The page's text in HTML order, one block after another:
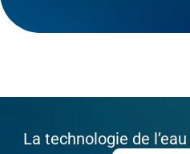
La technologie de l’eau